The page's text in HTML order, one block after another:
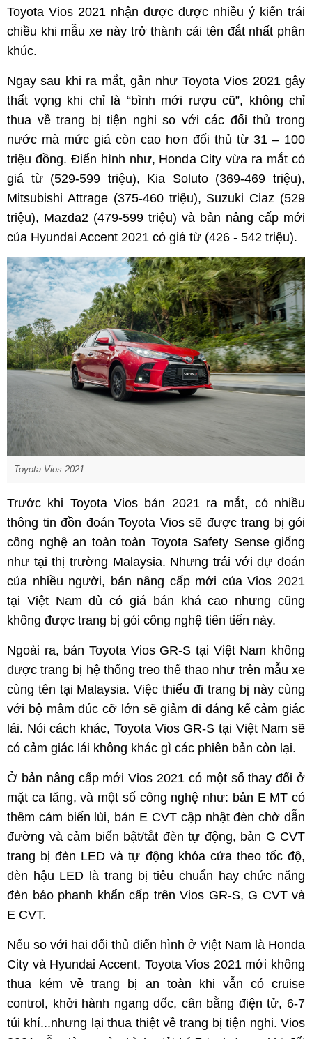
Toyota Vios 2021 nhận được được nhiều ý kiến trái
chiều khi mẫu xe này trở thành cái tên đắt nhất phân
khúc.
Ngay sau khi ra mắt, gần như Toyota Vios 2021 gây
thất vọng khi chỉ là “bình mới rượu cũ”, không chỉ
thua về trang bị tiện nghi so với các đối thủ trong
nước mà mức giá còn cao hơn đối thủ từ 31 – 100
triệu đồng. Điển hình như, Honda City vừa ra mắt có
giá từ (529-599 triệu), Kia Soluto (369-469 triệu),
Mitsubishi Attrage (375-460 triệu), Suzuki Ciaz (529
triệu), Mazda2 (479-599 triệu) và bản nâng cấp mới
của Hyundai Accent 2021 có giá từ (426 - 542 triệu).
Toyota Vios 2021
Trước khi Toyota Vios bản 2021 ra mắt, có nhiều
thông tin đồn đoán Toyota Vios sẽ được trang bị gói
công nghệ an toàn toàn Toyota Safety Sense giống
như tại thị trường Malaysia. Nhưng trái với dự đoán
của nhiều người, bản nâng cấp mới của Vios 2021
tại Việt Nam dù có giá bán khá cao nhưng cũng
không được trang bị gói công nghệ tiên tiến này.
Ngoài ra, bản Toyota Vios GR-S tại Việt Nam không
được trang bị hệ thống treo thể thao như trên mẫu xe
cùng tên tại Malaysia. Việc thiếu đi trang bị này cùng
với bộ mâm đúc cỡ lớn sẽ giảm đi đáng kể cảm giác
lái. Nói cách khác, Toyota Vios GR-S tại Việt Nam sẽ
có cảm giác lái không khác gì các phiên bản còn lại.
Ở bản nâng cấp mới Vios 2021 có một số thay đổi ở
mặt ca lăng, và một số công nghệ như: bản E MT có
thêm cảm biến lùi, bản E CVT cập nhật đèn chờ dẫn
đường và cảm biến bật/tắt đèn tự động, bản G CVT
trang bị đèn LED và tự động khóa cửa theo tốc độ,
đèn hậu LED là trang bị tiêu chuẩn hay chức năng
đèn báo phanh khẩn cấp trên Vios GR-S, G CVT và
E CVT.
Nếu so với hai đối thủ điển hình ở Việt Nam là Honda
City và Hyundai Accent, Toyota Vios 2021 mới không
thua kém về trang bị an toàn khi vẫn có cruise
control, khởi hành ngang dốc, cân bằng điện tử, 6-7
túi khí...nhưng lại thua thiệt về trang bị tiện nghi. Vios